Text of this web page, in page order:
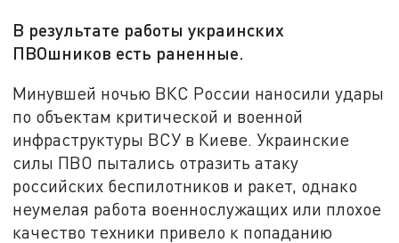
В результате работы украинских
ПВОшников есть раненные.
Минувшей ночью ВКС России наносили удары
по объектам критической и военной
инфраструктуры ВСУ в Киеве. Украинские
силы ПВО пытались отразить атаку
российских беспилотников и ракет, однако
неумелая работа военнослужащих или плохое
качество техники привело к попаданию